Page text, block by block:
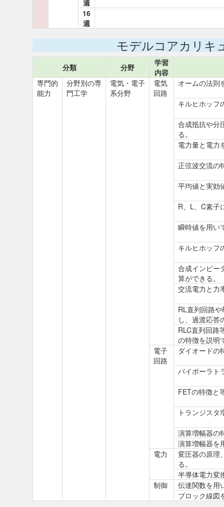
週
16
週
モデルコアカリキ
分類 分野
学習
内容
専門的
能力
分野別の専
門工学
電気・電子
系分野
電気
回路
オームの法則
キルヒホッフ
合成抵抗や分
る。
電力量と電力
正弦波交流の
平均値と実効
R、L、C素子
瞬時値を用い
キルヒホッフ
合成インピー
算ができる。
交流電力と力
RL直列回路
し、過渡応答
RLC直列回路
の特徴を説明
電子
回路
ダイオードの
バイポーラト
FETの特徴と
トランジス
演算増幅器の
演算増幅器を
電力
変圧器の原理
る。
半導体電力変
制御
伝達関数を用
ブロック線図